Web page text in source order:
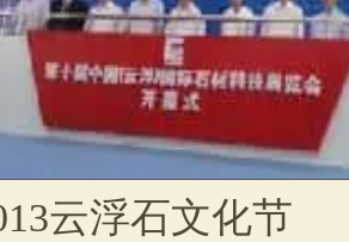
云浮石文化节